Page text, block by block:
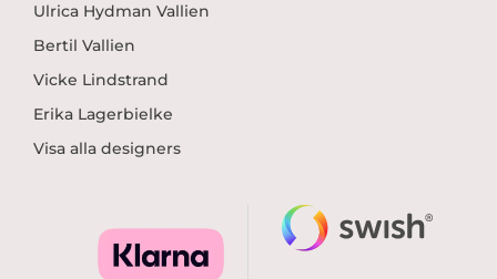
Ulrica Hydman Vallien
Bertil Vallien
Vicke Lindstrand
Erika Lagerbielke
Visa alla designers